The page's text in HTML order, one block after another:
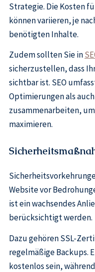
Strategie. Die Kosten
können variieren, je
benötigten Inhalte.
Zudem sollten Sie in
sicherzustellen, dass
sichtbar ist. SEO
Optimierungen als
zusammenarbeiten,
maximieren.
Website vor
ist ein wachsendes
berücksichtigt werden.
Dazu gehören SSL-
regelmäßige Backups.
kostenlos sein,